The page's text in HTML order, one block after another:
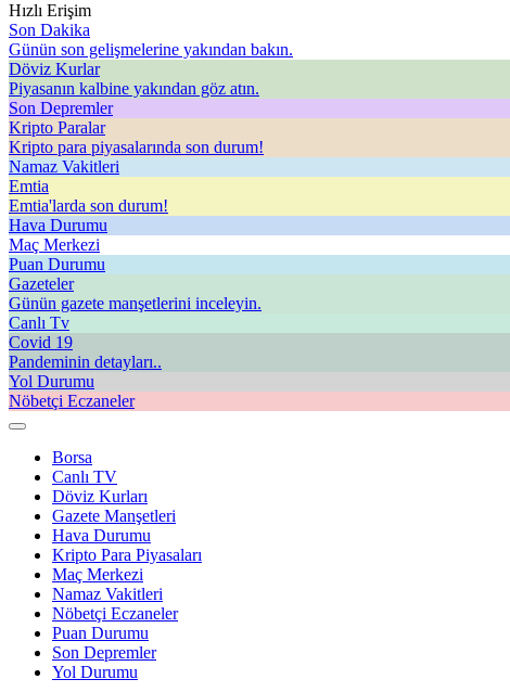
Hızlı Erişim
Son Dakika
Günün son gelişmelerine yakından bakın.
Döviz Kurlar
Piyasanın kalbine yakından göz atın.
Son Depremler
Kripto Paralar
Kripto para piyasalarında son durum!
Namaz Vakitleri
Emtia
Emtia'larda son durum!
Hava Durumu
Maç Merkezi
Puan Durumu
Gazeteler
Günün gazete manşetlerini inceleyin.
Canlı Tv
Covid 19
Pandeminin detayları..
Yol Durumu
Nöbetçi Eczaneler
Borsa
Canlı TV
Döviz Kurları
Gazete Manşetleri
Hava Durumu
Kripto Para Piyasaları
Maç Merkezi
Namaz Vakitleri
Nöbetçi Eczaneler
Puan Durumu
Son Depremler
Yol Durumu